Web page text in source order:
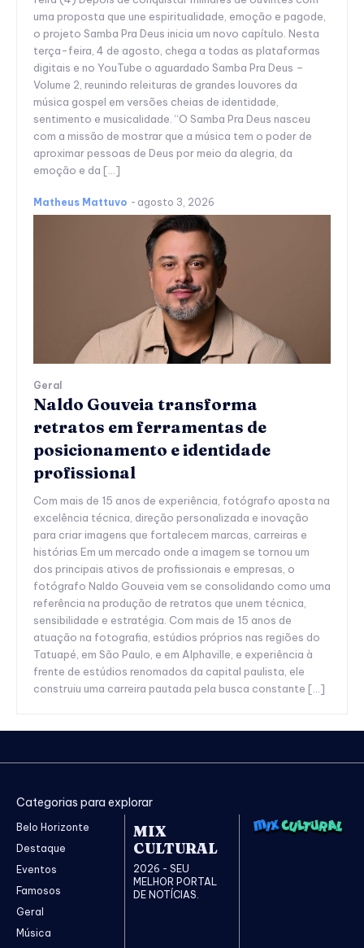
uma proposta que une espiritualidade, emoção e pagode,
o projeto Samba Pra Deus inicia um novo capítulo. Nesta
terça-feira, 4 de agosto, chega a todas as plataformas
digitais e no YouTube o aguardado Samba Pra Deus –
Volume 2, reunindo releituras de grandes louvores da
música gospel em versões cheias de identidade,
sentimento e musicalidade. “O Samba Pra Deus nasceu
com a missão de mostrar que a música tem o poder de
aproximar pessoas de Deus por meio da alegria, da
emoção e da […]
Matheus Mattuvo - agosto 3, 2026
Geral
Naldo Gouveia transforma
retratos em ferramentas de
posicionamento e identidade
profissional
Com mais de 15 anos de experiência, fotógrafo aposta na
excelência técnica, direção personalizada e inovação
para criar imagens que fortalecem marcas, carreiras e
histórias Em um mercado onde a imagem se tornou um
dos principais ativos de profissionais e empresas, o
fotógrafo Naldo Gouveia vem se consolidando como uma
referência na produção de retratos que unem técnica,
sensibilidade e estratégia. Com mais de 15 anos de
atuação na fotografia, estúdios próprios nas regiões do
Tatuapé, em São Paulo, e em Alphaville, e experiência à
frente de estúdios renomados da capital paulista, ele
construiu uma carreira pautada pela busca constante […]
Categorias para explorar
Belo Horizonte
Destaque
Eventos
Famosos
Geral
Música
MIX
CULTURAL
2026 - SEU
MELHOR PORTAL
DE NOTÍCIAS.